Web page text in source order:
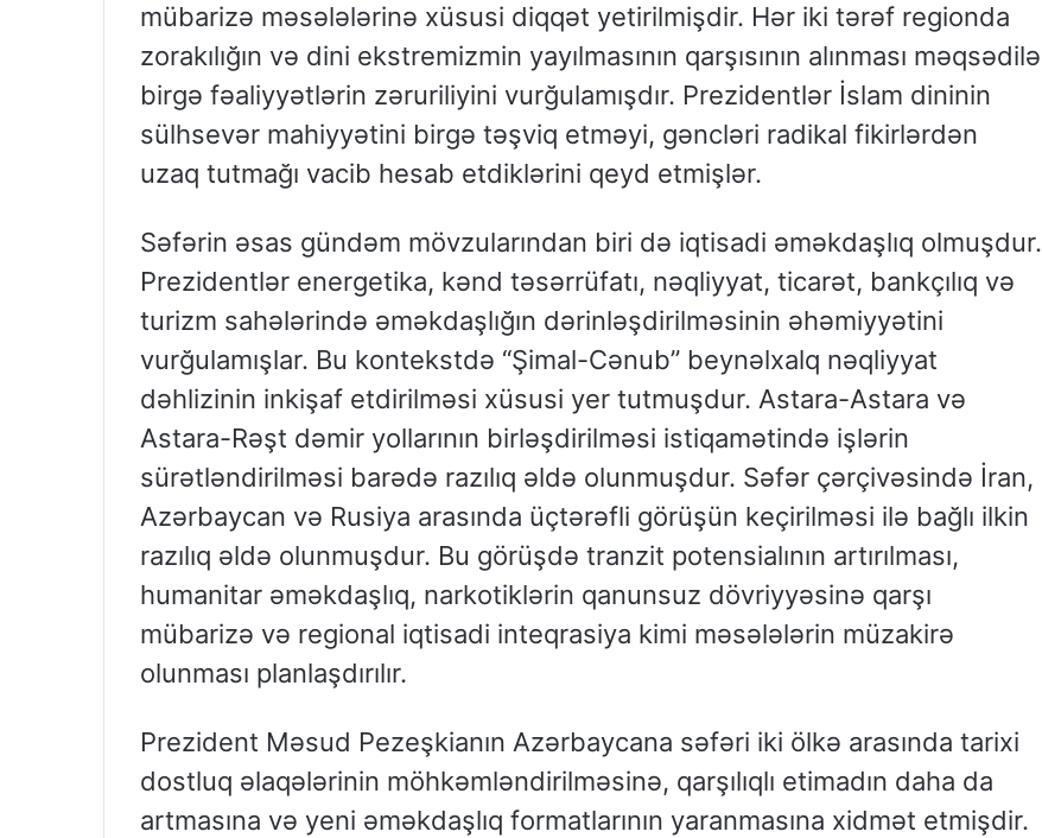
mübarizə məsələlərinə xüsusi diqqət yetirilmişdir. Hər iki tərəf regionda
zorakılığın və dini ekstremizmin yayılmasının qarşısının alınması məqsədilə
birgə fəaliyyətlərin zəruriliyini vurğulamışdır. Prezidentlər İslam dininin
sülhsevər mahiyyətini birgə təşviq etməyi, gəncləri radikal fikirlərdən
uzaq tutmağı vacib hesab etdiklərini qeyd etmişlər.
Səfərin əsas gündəm mövzularından biri də iqtisadi əməkdaşlıq olmuşdur.
Prezidentlər energetika, kənd təsərrüfatı, nəqliyyat, ticarət, bankçılıq və
turizm sahələrində əməkdaşlığın dərinləşdirilməsinin əhəmiyyətini
vurğulamışlar. Bu kontekstdə “Şimal-Cənub” beynəlxalq nəqliyyat
dəhlizinin inkişaf etdirilməsi xüsusi yer tutmuşdur. Astara-Astara və
Astara-Rəşt dəmir yollarının birləşdirilməsi istiqamətində işlərin
sürətləndirilməsi barədə razılıq əldə olunmuşdur. Səfər çərçivəsində İran,
Azərbaycan və Rusiya arasında üçtərəfli görüşün keçirilməsi ilə bağlı ilkin
razılıq əldə olunmuşdur. Bu görüşdə tranzit potensialının artırılması,
humanitar əməkdaşlıq, narkotiklərin qanunsuz dövriyyəsinə qarşı
mübarizə və regional iqtisadi inteqrasiya kimi məsələlərin müzakirə
olunması planlaşdırılır.
Prezident Məsud Pezeşkianın Azərbaycana səfəri iki ölkə arasında tarixi
dostluq əlaqələrinin möhkəmləndirilməsinə, qarşılıqlı etimadın daha da
artmasına və yeni əməkdaşlıq formatlarının yaranmasına xidmət etmişdir.